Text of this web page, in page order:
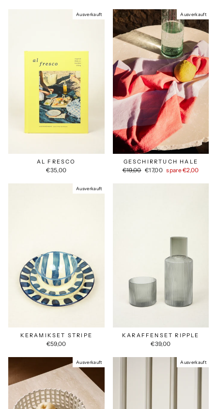
Ausverkauft
AL FRESCO
€35,00
Ausverkauft
GESCHIRRTUCH HALE
Normaler
Preis
€19,00 Sonderpreis
€17,00 spare €2,00
Ausverkauft
KERAMIKSET STRIPE
€59,00
KARAFFENSET RIPPLE
€39,00
Ausverkauft Ausverkauft